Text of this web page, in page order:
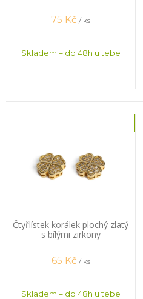
75 Kč / ks
Skladem – do 48h u tebe
Čtyřlístek korálek plochý zlatý
s bílými zirkony
65 Kč / ks
Skladem – do 48h u tebe